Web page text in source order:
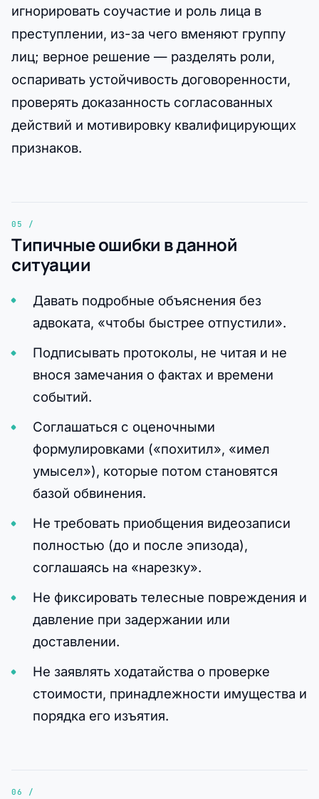
игнорировать соучастие и роль лица в
преступлении, из-за чего вменяют группу
лиц; верное решение — разделять роли,
оспаривать устойчивость договоренности,
проверять доказанность согласованных
действий и мотивировку квалифицирующих
признаков.
Типичные ошибки в данной
ситуации
Давать подробные объяснения без
адвоката, «чтобы быстрее отпустили».
Подписывать протоколы, не читая и не
внося замечания о фактах и времени
событий.
Соглашаться с оценочными
формулировками («похитил», «имел
умысел»), которые потом становятся
базой обвинения.
Не требовать приобщения видеозаписи
полностью (до и после эпизода),
соглашаясь на «нарезку».
Не фиксировать телесные повреждения и
давление при задержании или
доставлении.
Не заявлять ходатайства о проверке
стоимости, принадлежности имущества и
порядка его изъятия.